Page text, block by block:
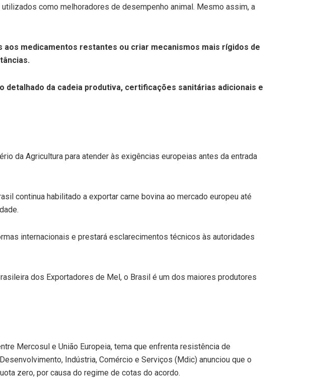
como melhoradores de desempenho animal. Mesmo assim, a
medicamentos restantes ou criar mecanismos mais rígidos de
da cadeia produtiva, certificações sanitárias adicionais e
da Agricultura para atender às exigências europeias antes da entrada
continua habilitado a exportar carne bovina ao mercado europeu até
internacionais e prestará esclarecimentos técnicos às autoridades
dos Exportadores de Mel, o Brasil é um dos maiores produtores
Mercosul e União Europeia, tema que enfrenta resistência de
Indústria, Comércio e Serviços (Mdic) anunciou que o
zero, por causa do regime de cotas do acordo.